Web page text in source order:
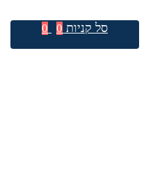
סל קניות 0
0